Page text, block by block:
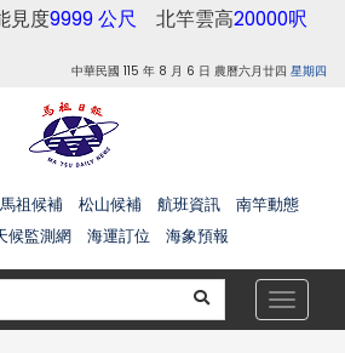
見度9999 公尺 北竿雲高20000呎
中華民國 115 年 8 月 6 日 農曆六月廿四 星期四
馬祖候補 松山候補 航班資訊
南竿動態
候監測網 海運訂位 海象預報
Toggle